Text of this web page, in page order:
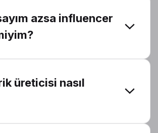
azsa influencer
üreticisi nasıl